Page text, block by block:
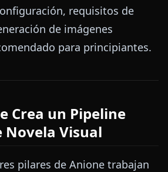
requisitos de
de imágenes
para principiantes.
Crea un Pipeline
Novela Visual
pilares de Anione trabajan